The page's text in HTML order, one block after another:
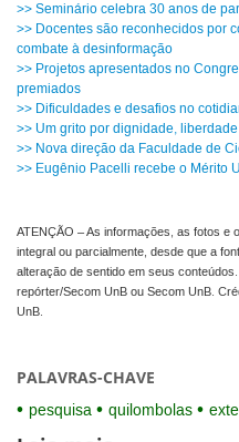
>> Seminário celebra 30 anos de
>> Docentes são reconhecidos por
combate à desinformação
>> Projetos apresentados no
premiados
>> Dificuldades e desafios no
>> Um grito por dignidade,
>> Nova direção da Faculdade de
>> Eugênio Pacelli recebe o Mérito
ATENÇÃO – As informações, as fotos e
integral ou parcialmente, desde que a
alteração de sentido em seus
repórter/Secom UnB ou Secom UnB.
UnB.
PALAVRAS-CHAVE
pesquisa quilombolas